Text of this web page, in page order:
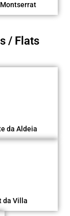
/ Flats
da Aldeia
da Villa